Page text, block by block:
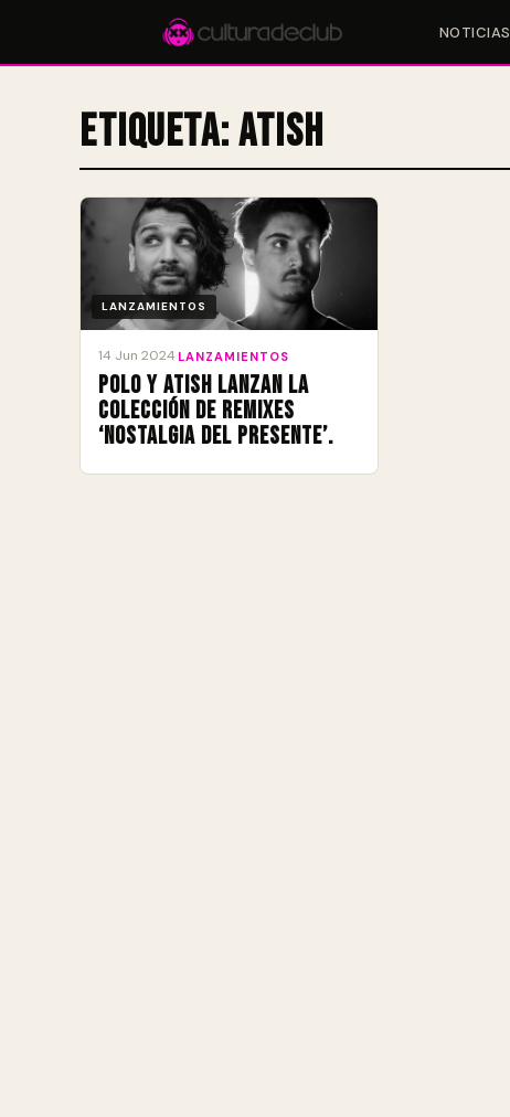
NOTICIAS
Accesos rápidos:
Etiqueta:Atish
LANZAMIENTOS
14 Jun 2024 LANZAMIENTOS
Polo y Atish lanzan la
colección de remixes
‘Nostalgia del Presente’.